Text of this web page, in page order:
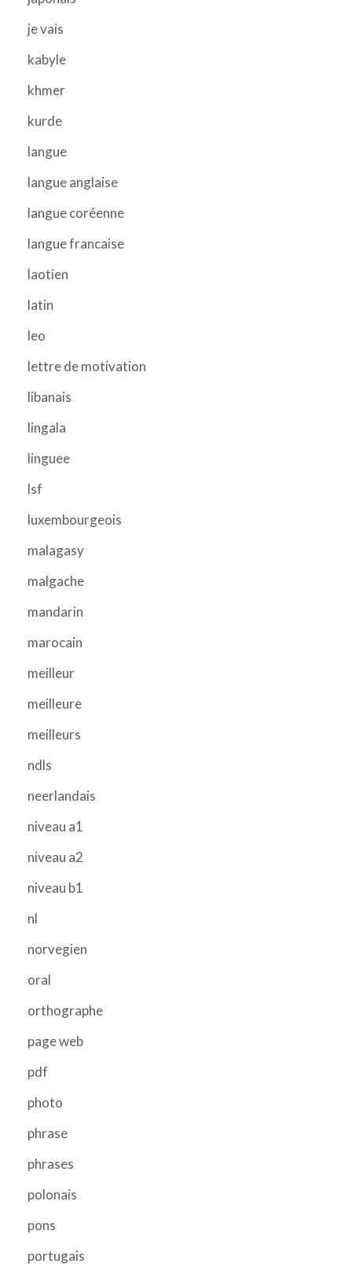
je vais
kabyle
khmer
kurde
langue
langue anglaise
langue coréenne
langue francaise
laotien
latin
leo
lettre de motivation
libanais
lingala
linguee
lsf
luxembourgeois
malagasy
malgache
mandarin
marocain
meilleur
meilleure
meilleurs
ndls
neerlandais
niveau a1
niveau a2
niveau b1
nl
norvegien
oral
orthographe
page web
pdf
photo
phrase
phrases
polonais
pons
portugais